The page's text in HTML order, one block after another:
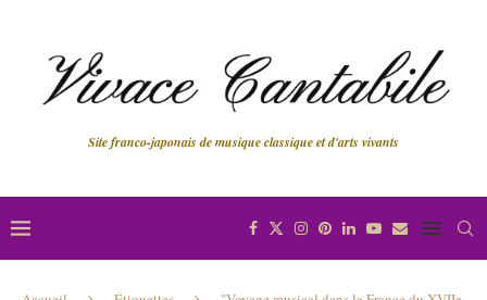
Site franco-japonais de musique classique et d'arts vivants